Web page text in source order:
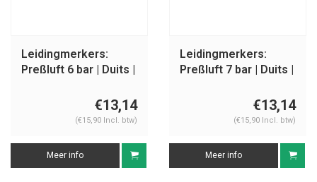
Leidingmerkers:
Preßluft 6 bar | Duits |
€13,14
(€15,90 Incl. btw)
Meer info
Leidingmerkers:
Preßluft 7 bar | Duits |
€13,14
(€15,90 Incl. btw)
Meer info